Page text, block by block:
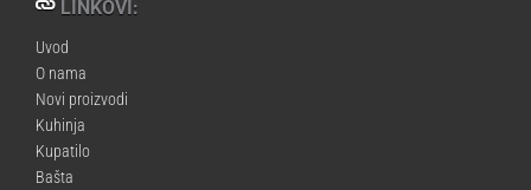
LINKOVI:
Uvod
O nama
Novi proizvodi
Kuhinja
Kupatilo
Bašta